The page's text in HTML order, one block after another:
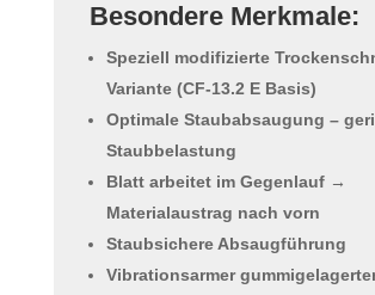
Besondere Merkmale:
Speziell modifizierte
Variante (CF-13.2 E Basis)
Optimale Staubabsaugung –
Staubbelastung
Blatt arbeitet im Gegenlauf →
Materialaustrag nach vorn
Staubsichere Absaugführung
Vibrationsarmer